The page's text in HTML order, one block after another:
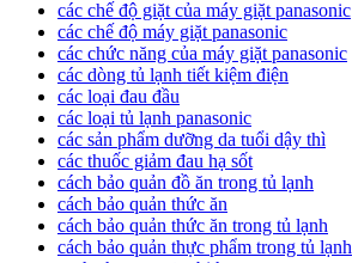
các chế độ giặt của máy giặt panasonic
các chế độ máy giặt panasonic
các chức năng của máy giặt panasonic
các dòng tủ lạnh tiết kiệm điện
các loại đau đầu
các loại tủ lạnh panasonic
các sản phẩm dưỡng da tuổi dậy thì
các thuốc giảm đau hạ sốt
cách bảo quản đồ ăn trong tủ lạnh
cách bảo quản thức ăn
cách bảo quản thức ăn trong tủ lạnh
cách bảo quản thực phẩm trong tủ lạnh